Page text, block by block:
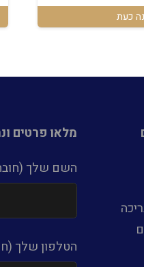
כעת
מלאו פרטים
השם שלך
הטלפון שלך